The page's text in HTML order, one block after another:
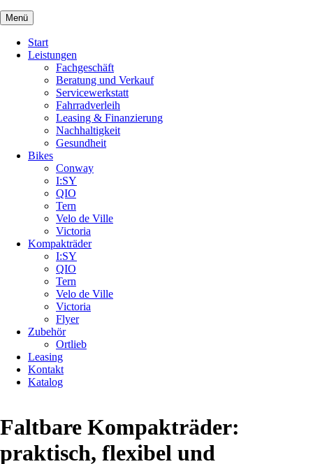
Menü
überspringen
Start
Leistungen
Fachgeschäft
Beratung und Verkauf
Servicewerkstatt
Fahrradverleih
Leasing & Finanzierung
Nachhaltigkeit
Gesundheit
Bikes
Conway
I:SY
QIO
Tern
Velo de Ville
Victoria
Kompakträder
I:SY
QIO
Tern
Velo de Ville
Victoria
Flyer
Zubehör
Ortlieb
Leasing
Kontakt
Katalog
Faltbare Kompakträder:
praktisch, flexibel und